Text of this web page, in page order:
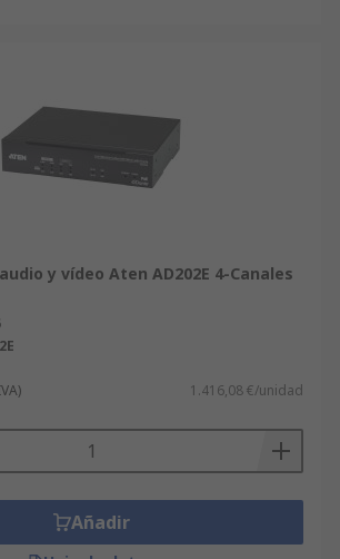
y vídeo Aten AD202E 4-Canales
1.416,08 €/unidad
Añadir